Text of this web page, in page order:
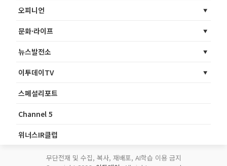
오피니언
문화·라이프
뉴스발전소
이투데이TV
스페셜리포트
Channel 5
위너스IR클럽
무단전재 및 수집, 복사, 재배포, AI학습 이용 금지